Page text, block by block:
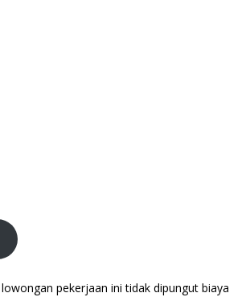
pekerjaan ini tidak dipungut biaya